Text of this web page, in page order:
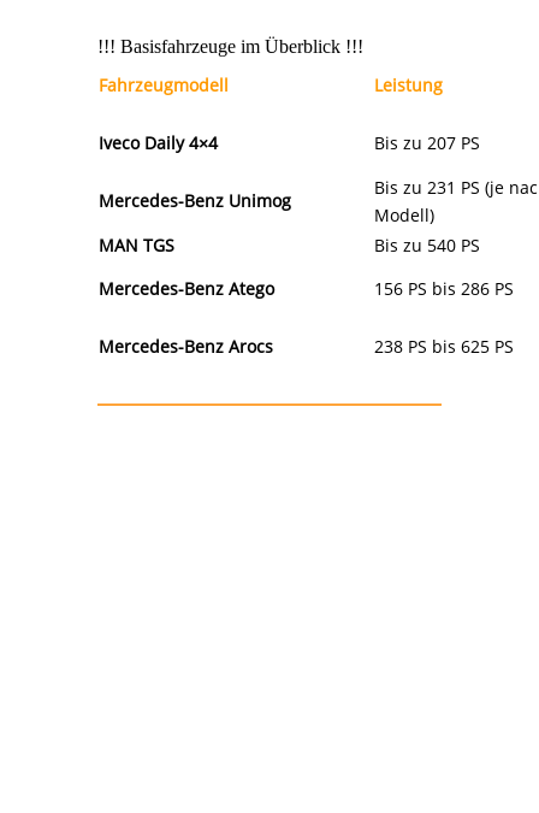
!!! Basisfahrzeuge im Überblick !!!
Fahrzeugmodell Leistung
Iveco Daily 4×4 Bis zu 207 PS
Mercedes-Benz Unimog
Bis zu 231 PS (je
Modell)
MAN TGS
Bis zu 540 PS
Mercedes-Benz Atego
156 PS bis 286 PS
Mercedes-Benz Arocs 238 PS bis 625 PS